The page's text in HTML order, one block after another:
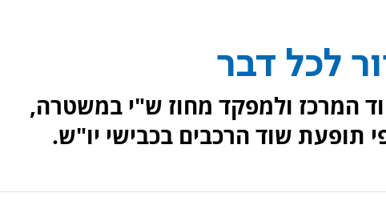
לכל דבר
המרכז ולמפקד מחוז ש"י במשטרה,
תופעת שוד הרכבים בכבישי יו"ש.